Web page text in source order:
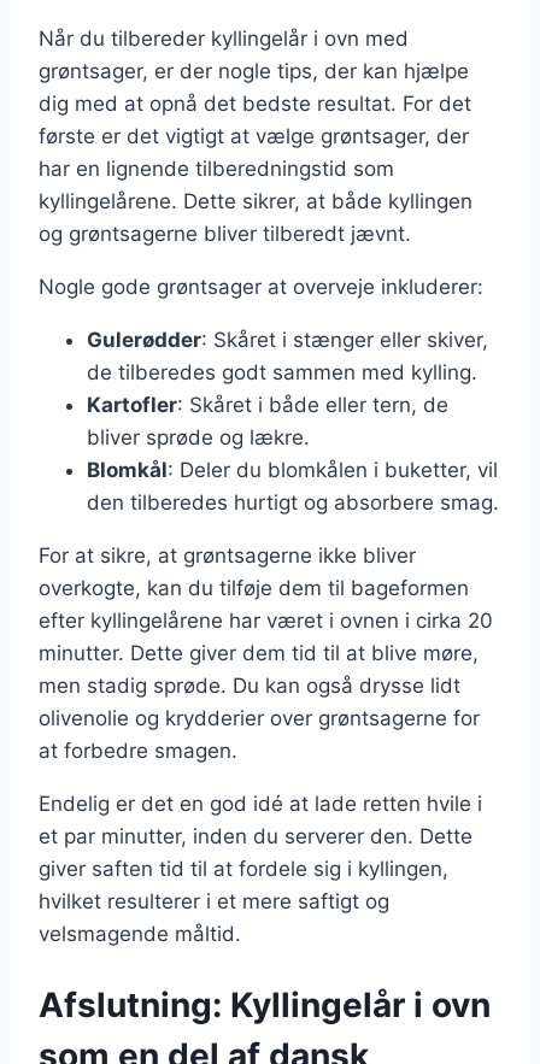
Når du tilbereder kyllingelår i ovn med
grøntsager, er der nogle tips, der kan hjælpe
dig med at opnå det bedste resultat. For det
første er det vigtigt at vælge grøntsager, der
har en lignende tilberedningstid som
kyllingelårene. Dette sikrer, at både kyllingen
og grøntsagerne bliver tilberedt jævnt.
Nogle gode grøntsager at overveje inkluderer:
Gulerødder: Skåret i stænger eller skiver,
de tilberedes godt sammen med kylling.
Kartofler: Skåret i både eller tern, de
bliver sprøde og lækre.
Blomkål: Deler du blomkålen i buketter, vil
den tilberedes hurtigt og absorbere smag.
For at sikre, at grøntsagerne ikke bliver
overkogte, kan du tilføje dem til bageformen
efter kyllingelårene har været i ovnen i cirka 20
minutter. Dette giver dem tid til at blive møre,
men stadig sprøde. Du kan også drysse lidt
olivenolie og krydderier over grøntsagerne for
at forbedre smagen.
Endelig er det en god idé at lade retten hvile i
et par minutter, inden du serverer den. Dette
giver saften tid til at fordele sig i kyllingen,
hvilket resulterer i et mere saftigt og
velsmagende måltid.
Afslutning: Kyllingelår i ovn
som en del af dansk